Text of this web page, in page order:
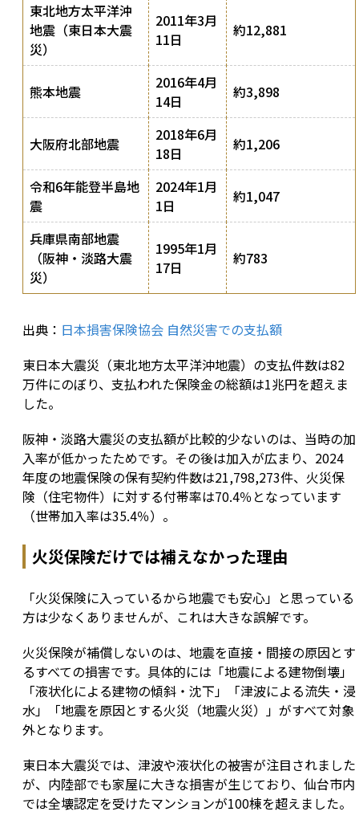
東北地方太平洋沖
地震（東日本大震
災）
2011年3月
11日
約12,881
熊本地震
2016年4月
14日
約3,898
大阪府北部地震
2018年6月
18日
約1,206
令和6年能登半島地
震
2024年1月
1日
約1,047
兵庫県南部地震
（阪神・淡路大震
災）
1995年1月
17日
約783
出典： 日本損害保険協会 自然災害での支払額
東日本大震災（東北地方太平洋沖地震）の支払件数は82
万件にのぼり、支払われた保険金の総額は1兆円を超えま
した。
阪神・淡路大震災の支払額が比較的少ないのは、当時の加
入率が低かったためです。その後は加入が広まり、2024
年度の地震保険の保有契約件数は21,798,273件、火災保
険（住宅物件）に対する付帯率は70.4％となっています
（世帯加入率は35.4％）。
火災保険だけでは補えなかった理由
「火災保険に入っているから地震でも安心」と思っている
方は少なくありませんが、これは大きな誤解です。
火災保険が補償しないのは、地震を直接・間接の原因とす
るすべての損害です。具体的には「地震による建物倒壊」
「液状化による建物の傾斜・沈下」「津波による流失・浸
水」「地震を原因とする火災（地震火災）」がすべて対象
外となります。
東日本大震災では、津波や液状化の被害が注目されました
が、内陸部でも家屋に大きな損害が生じており、仙台市内
では全壊認定を受けたマンションが100棟を超えました。